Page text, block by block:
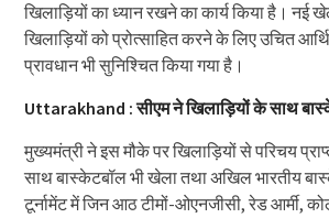
खिलाड़ियों का ध्यान रखने का कार्य किया है। नई
खिलाड़ियों को प्रोत्साहित करने के लिए उचित
प्रावधान भी सुनिश्चित किया गया है।
Uttarakhand : सीएम ने खिलाड़ियों के साथ
मुख्यमंत्री ने इस मौके पर खिलाड़ियों से परिचय
साथ बास्केटबॉल भी खेला तथा अखिल भारतीय
टूर्नामेंट में जिन आठ टीमों-ओएनजीसी, रेड आर्मी,